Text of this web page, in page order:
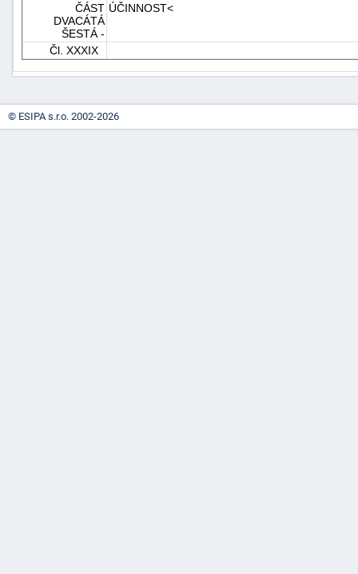
ČÁST
DVACÁTÁ
ŠESTÁ -
ÚČINNOST<
Čl. XXXIX
© ESIPA s.r.o. 2002-2026